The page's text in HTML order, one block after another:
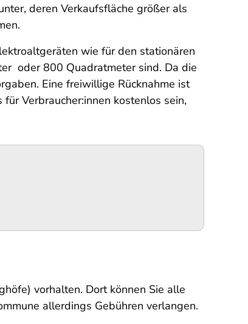
deren Verkaufsfläche größer als
wie für den stationären
oder 800 Quadratmeter sind. Da die
Eine freiwillige Rücknahme ist
Verbraucher:innen kostenlos sein,
vorhalten. Dort können Sie alle
allerdings Gebühren verlangen.